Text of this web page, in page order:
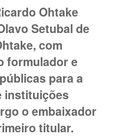
Ohtake
Setubal de
com
formulador e
para a
instituições
o embaixador
titular.